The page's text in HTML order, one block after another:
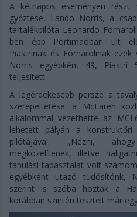
A kétnapos eseményen
győztese, Lando Norris, a
tartalékpilóta Leonardo
ben épp Portimaóban ült
Piastrinak és Fornarolinak
Norris egyébként 49,
teljesített.
A legérdekesebb persze a
szerepeltetése: a McLaren
alkalommal vezethette az
lehetett pályán a
pilótájával. „Nézni,
megközelítenek, illetve
tanulási tapasztalat volt
egyébként utazó tudósítónk,
szerint is szóba hoztak a
korábban szintén tesztelt már